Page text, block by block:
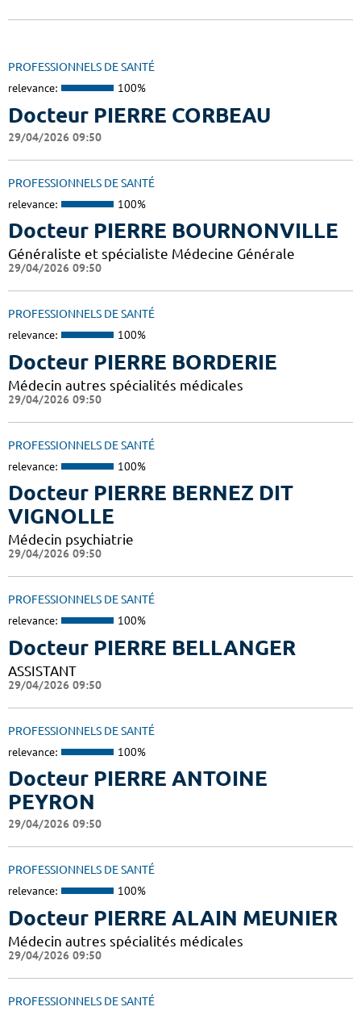
PROFESSIONNELS DE SANTÉ
relevance: 100%
Docteur PIERRE CORBEAU
29/04/2026 09:50
PROFESSIONNELS DE SANTÉ
relevance: 100%
Docteur PIERRE BOURNONVILLE
Généraliste et spécialiste Médecine Générale
29/04/2026 09:50
PROFESSIONNELS DE SANTÉ
relevance: 100%
Docteur PIERRE BORDERIE
Médecin autres spécialités médicales
29/04/2026 09:50
PROFESSIONNELS DE SANTÉ
relevance: 100%
Docteur PIERRE BERNEZ DIT
VIGNOLLE
Médecin psychiatrie
29/04/2026 09:50
PROFESSIONNELS DE SANTÉ
relevance: 100%
Docteur PIERRE BELLANGER
ASSISTANT
29/04/2026 09:50
PROFESSIONNELS DE SANTÉ
relevance: 100%
Docteur PIERRE ANTOINE
PEYRON
29/04/2026 09:50
PROFESSIONNELS DE SANTÉ
relevance: 100%
Docteur PIERRE ALAIN MEUNIER
Médecin autres spécialités médicales
29/04/2026 09:50
PROFESSIONNELS DE SANTÉ